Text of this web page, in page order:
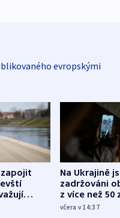
evropskými
zapojit
Na Ukrajině
zadržováni
z více než 50
Bojovali na
včera v 14:37